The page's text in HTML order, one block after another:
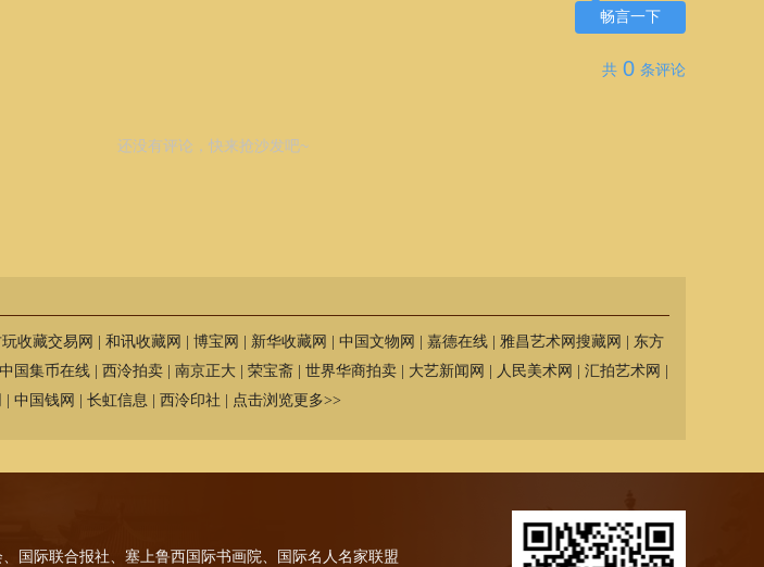
畅言一下
共 0 条评论
还没有评论，快来抢沙发吧~
收藏交易网 和讯收藏网 博宝网 新华收藏网 中国文物网 嘉德在线 雅昌艺术网搜藏网
东方
中国集币在线 西泠拍卖 南京正大 荣宝斋 世界华商拍卖 大艺新闻网 人民美术网 汇拍艺术网
中国钱网 长虹信息 西泠印社 点击浏览更多>>
国际联合报社、塞上鲁西国际书画院、国际名人名家联盟